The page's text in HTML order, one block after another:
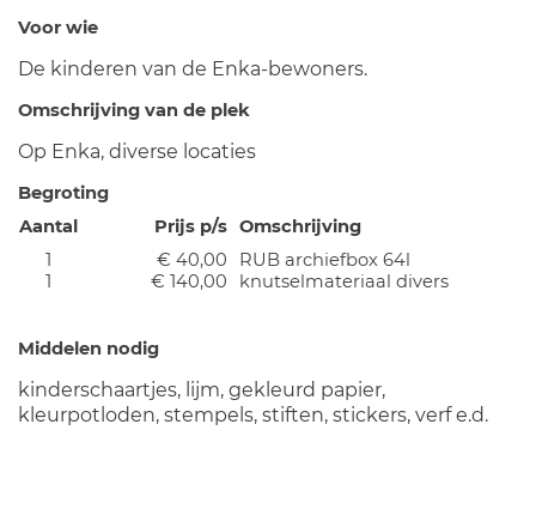
Voor wie
De kinderen van de Enka-bewoners.
Omschrijving van de plek
Op Enka, diverse locaties
Begroting
Aantal
Prijs p/s Omschrijving
1
€ 40,00
RUB archiefbox 64l
1
€ 140,00 knutselmateriaal divers
Middelen nodig
kinderschaartjes, lijm, gekleurd papier,
kleurpotloden, stempels, stiften, stickers, verf e.d.